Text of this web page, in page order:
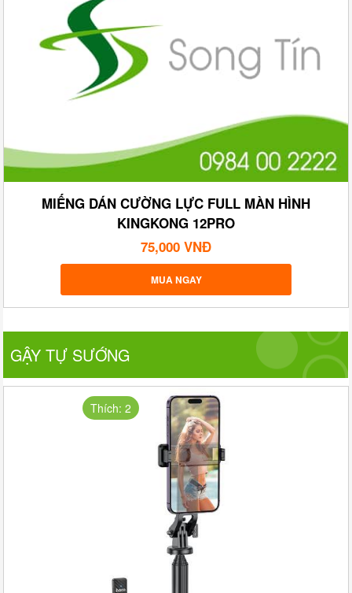
MIẾNG DÁN CƯỜNG LỰC FULL MÀN HÌNH
KINGKONG 12PRO
75,000 VNĐ
MUA NGAY
GẬY TỰ SƯỚNG
Thích: 2